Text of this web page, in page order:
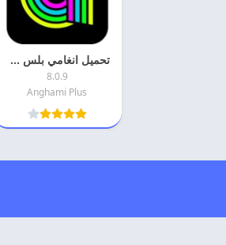
تحميل انغامي بلس مهكر 2026 Anghami Plus اخر تحديث
8.0.9
Anghami Plus